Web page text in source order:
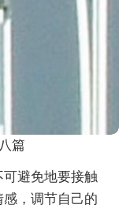
篇
避免地要接触
，调节自己的